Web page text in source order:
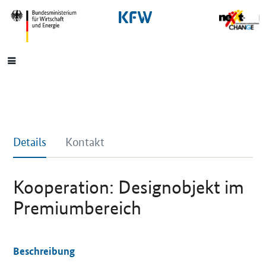
SrOnlyNavigation
Hauptmenü
Details Kontakt
Kooperation: Designobjekt im
Premiumbereich
Beschreibung